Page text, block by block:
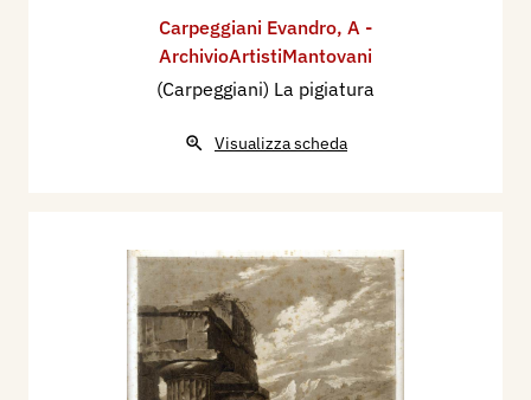
Carpeggiani Evandro, A -
ArchivioArtistiMantovani
(Carpeggiani) La pigiatura
Visualizza scheda